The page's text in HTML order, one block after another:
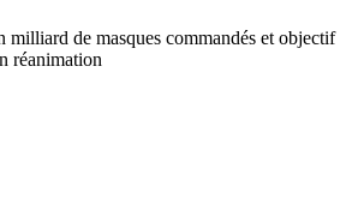
milliard de masques commandés et objectif
réanimation